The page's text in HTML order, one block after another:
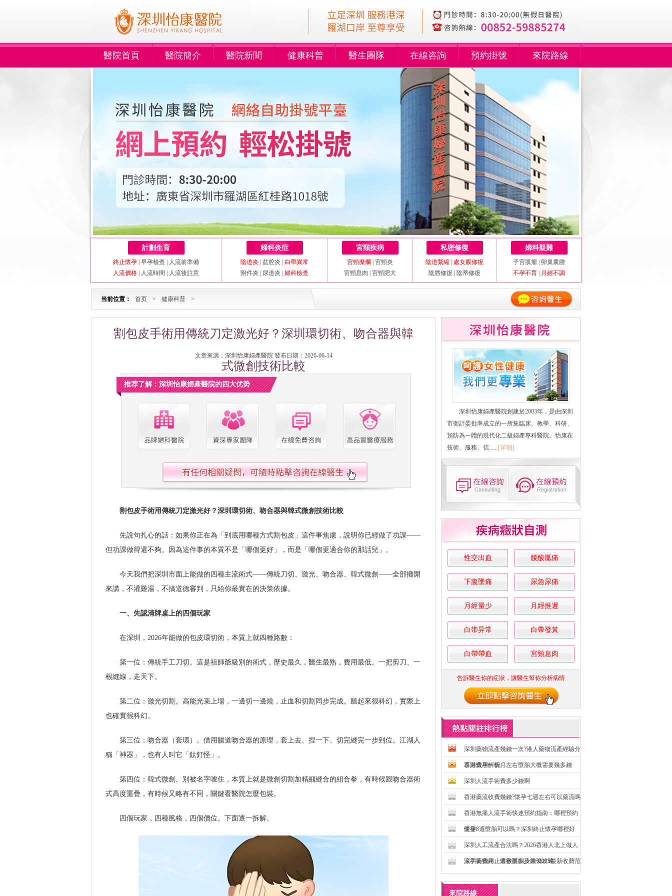
醫院首頁 醫院簡介 醫院新聞 健康科普 醫生團隊 在線咨詢 預約掛號 來院路線
計劃生育
終止懷孕 早孕檢查
人流前準備
人流價格
人流時間 人流後註意
婦科炎症
陰道炎 盆腔炎
白帶異常
附件炎
尿道炎 婦科檢查
宮頸疾病
宮頸糜爛
宮頸炎
宮頸息肉
宮頸肥大
私密修復
陰道緊縮
處女膜修復
陰唇修復
陰蒂修復
婦科疑難
子宮肌瘤
卵巢囊腫
不孕不育
月經不調
当前位置： 首页 > 健康科普 >
割包皮手術用傳統刀定激光好？深圳環切術、吻合器與韓
式微創技術比較
文章來源：深圳怡康婦產醫院 發布日期：2026-06-14
推荐了解：深圳怡康婦產醫院的四大优势
割包皮手術用傳統刀定激光好？深圳環切術、吻合器與韓式微創技術比較
先說句扎心的話：如果你正在為「到底用哪種方式割包皮」這件事焦慮，說明你已經做了功課——
但功課做得還不夠。因為這件事的本質不是「哪個更好」，而是「哪個更適合你的那話兒」。
今天我們把深圳市面上能做的四種主流術式——傳統刀切、激光、吻合器、韓式微創——全部攤開
來講，不灌雞湯，不搞道德審判，只給你最實在的決策依據。
一、先認清牌桌上的四個玩家
在深圳，2026年能做的包皮環切術，本質上就四種路數：
第一位：傳統手工刀切。這是祖師爺級別的術式，歷史最久，醫生最熟，費用最低。一把剪刀、一
根縫線，走天下。
第二位：激光切割。高能光束上場，一邊切一邊燒，止血和切割同步完成。聽起來很科幻，實際上
也確實很科幻。
第三位：吻合器（套環）。借用腸道吻合器的原理，套上去、捏一下、切完縫完一步到位。江湖人
稱「神器」，也有人叫它「鈦釘怪」。
第四位：韓式微創。別被名字唬住，本質上就是微創切割加精細縫合的組合拳，有時候跟吻合器術
式高度重疊，有時候又略有不同，關鍵看醫院怎麼包裝。
四個玩家，四種風格，四個價位。下面逐一拆解。
深圳怡康婦產醫院創建於2003年，是由深圳
市衛計委批準成立的一所集臨床、教學、科研、
預防為一體的現代化二級婦產專科醫院。怡康在
技術、服務、信...... [详细]
性交出血 腰酸骶痛
下腹墜痛 尿急尿痛
月經量少 月經推遲
白带异常 白帶發黃
白帶帶血 宮頸息肉
告訴醫生你的症狀，讓醫生幫你分析病情
深圳藥物流產幾錢一次?港人藥物流產經驗分
享與費用解析
香港懷孕一個月左右墮胎大概需要幾多錢
深圳人流手術費多少錢啊
香港藥流收費幾錢?懷孕七週左右可以藥流嗎
香港無痛人流手術快速預約指南：哪裡預約
便捷
懷孕8週墮胎可以嗎？深圳終止懷孕哪裡好
深圳人工流產合法嗎？2026香港人北上做人
流手術費用、週數限制及準備攻略
深圳藥物終止懷孕要多少錢?2025最新收費范
來院路線